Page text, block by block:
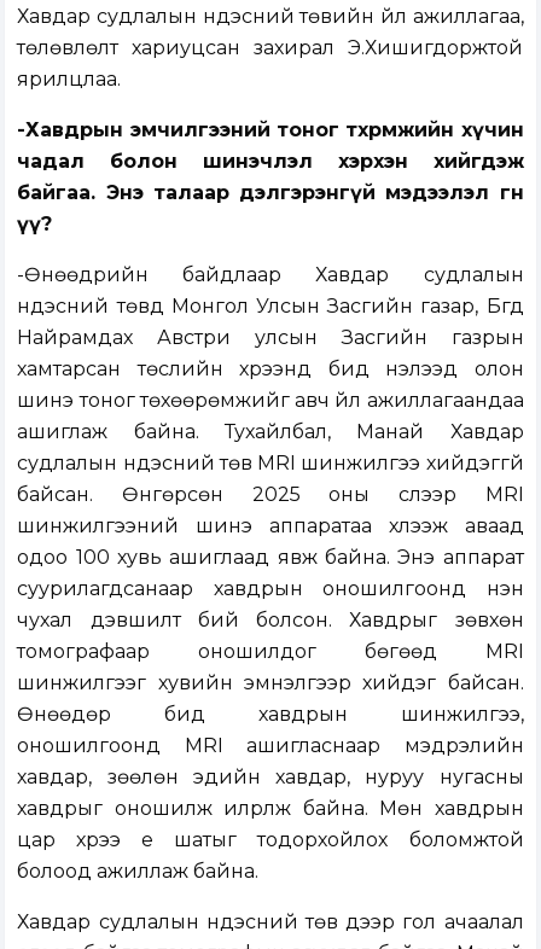
Хавдар судлалын үндэсний төвийн үйл ажиллагаа,
төлөвлөлт хариуцсан захирал Э.Хишигдоржтой
ярилцлаа.
-Хавдрын эмчилгээний тоног төхөөрөмжийн хүчин
чадал болон шинэчлэл хэрхэн хийгдэж
байгаа. Энэ талаар дэлгэрэнгүй мэдээлэл өгнө
үү?
-Өнөөдрийн байдлаар Хавдар судлалын
үндэсний төвд Монгол Улсын Засгийн газар, Бүгд
Найрамдах Австри улсын Засгийн газрын
хамтарсан төслийн хүрээнд бид нэлээд олон
шинэ тоног төхөөрөмжийг авч үйл ажиллагаандаа
ашиглаж байна. Тухайлбал, Манай Хавдар
судлалын үндэсний төв MRI шинжилгээ хийдэггүй
байсан. Өнгөрсөн 2025 оны сүүлээр MRI
шинжилгээний шинэ аппаратаа хүлээж аваад
одоо 100 хувь ашиглаад явж байна. Энэ аппарат
суурилагдсанаар хавдрын оношилгоонд нэн
чухал дэвшилт бий болсон. Хавдрыг зөвхөн
томографаар оношилдог бөгөөд MRI
шинжилгээг хувийн эмнэлгээр хийдэг байсан.
Өнөөдөр бид хавдрын шинжилгээ,
оношилгоонд MRI ашигласнаар мэдрэлийн
хавдар, зөөлөн эдийн хавдар, нуруу нугасны
хавдрыг оношилж илрүүлж байна. Мөн хавдрын
цар хүрээ үе шатыг тодорхойлох боломжтой
болоод ажиллаж байна.
Хавдар судлалын үндэсний төв дээр гол ачаалал